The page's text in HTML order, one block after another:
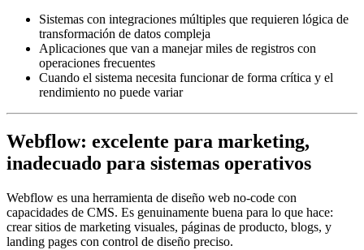
Sistemas con integraciones múltiples que requieren lógica de
transformación de datos compleja
Aplicaciones que van a manejar miles de registros con
operaciones frecuentes
Cuando el sistema necesita funcionar de forma crítica y el
rendimiento no puede variar
Webflow: excelente para marketing,
inadecuado para sistemas operativos
Webflow es una herramienta de diseño web no-code con
capacidades de CMS. Es genuinamente buena para lo que hace:
crear sitios de marketing visuales, páginas de producto, blogs, y
landing pages con control de diseño preciso.